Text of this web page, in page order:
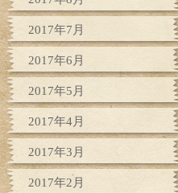
2017年7月
2017年6月
2017年5月
2017年4月
2017年3月
2017年2月